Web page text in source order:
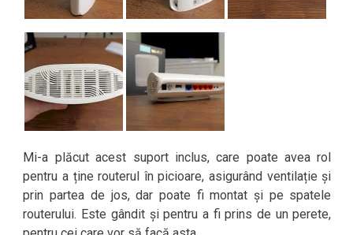
Mi-a plăcut acest suport inclus, care poate avea rol
pentru a ține routerul în picioare, asigurând ventilație și
prin partea de jos, dar poate fi montat și pe spatele
routerului. Este gândit și pentru a fi prins de un perete,